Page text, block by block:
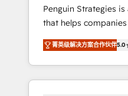
l'augmenter. Chez Ideagency, nous
accompagnons
les fondations : des
processus alignés.
l'IA là où elle crée de
l'humain qui reste au centre.
AI
Penguin Strategies
that helps
revenue operations
cycles, multi system
SaaS or
leading enterprises
菁英级解决方案合作伙伴5.0